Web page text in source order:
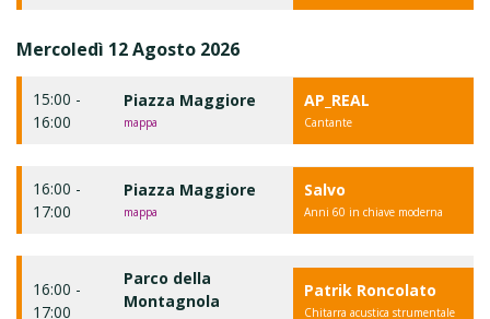
Mercoledì 12 Agosto 2026
15:00 -
16:00
Piazza Maggiore
mappa
AP_REAL
Cantante
16:00 -
17:00
Piazza Maggiore
mappa
Salvo
Anni 60 in chiave moderna
16:00 -
17:00
Parco della
Montagnola
Patrik Roncolato
Chitarra acustica strumentale